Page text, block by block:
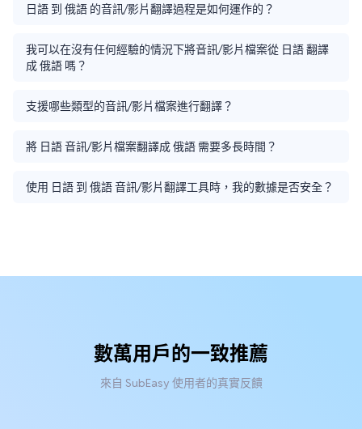
日語 到 俄語 的音訊/影片翻譯過程是如何運作的？
我可以在沒有任何經驗的情況下將音訊/影片檔案從 日語 翻譯
成 俄語 嗎？
支援哪些類型的音訊/影片檔案進行翻譯？
將 日語 音訊/影片檔案翻譯成 俄語 需要多長時間？
使用 日語 到 俄語 音訊/影片翻譯工具時，我的數據是否安全？
數萬用戶的一致推薦
來自 SubEasy 使用者的真實反饋